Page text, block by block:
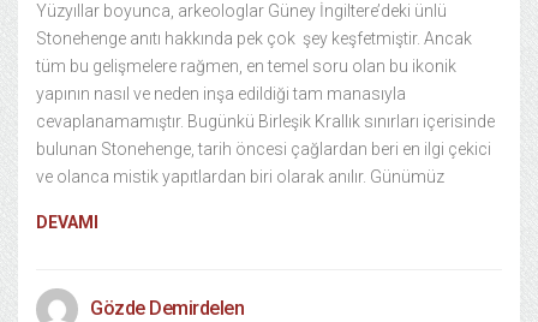
Yüzyıllar boyunca, arkeologlar Güney İngiltere’deki ünlü
Stonehenge anıtı hakkında pek çok şey keşfetmiştir. Ancak
tüm bu gelişmelere rağmen, en temel soru olan bu ikonik
yapının nasıl ve neden inşa edildiği tam manasıyla
cevaplanamamıştır. Bugünkü Birleşik Krallık sınırları içerisinde
bulunan Stonehenge, tarih öncesi çağlardan beri en ilgi çekici
ve olanca mistik yapıtlardan biri olarak anılır. Günümüz
DEVAMI
Gözde Demirdelen